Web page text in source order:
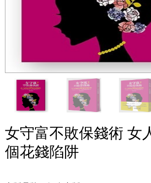
女守富不敗保錢術 女
個花錢陷阱